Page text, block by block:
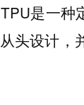
是一种
头设计，